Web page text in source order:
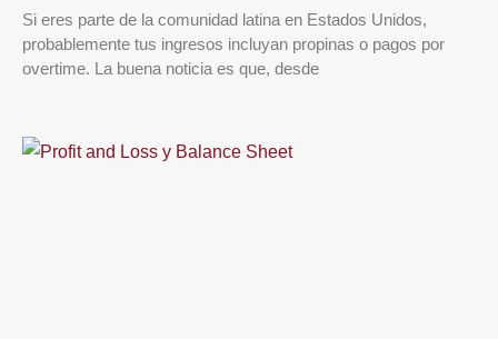
Si eres parte de la comunidad latina en Estados Unidos,
probablemente tus ingresos incluyan propinas o pagos por
overtime. La buena noticia es que, desde